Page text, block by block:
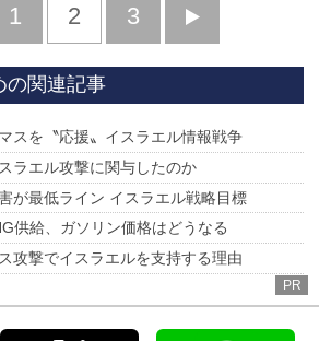
前
1 2 3
へ
の関連記事
スを〝応援〟イスラエル情報戦争
ラエル攻撃に関与したのか
が最低ライン イスラエル戦略目標
供給、ガソリン価格はどうなる
攻撃でイスラエルを支持する理由
PR